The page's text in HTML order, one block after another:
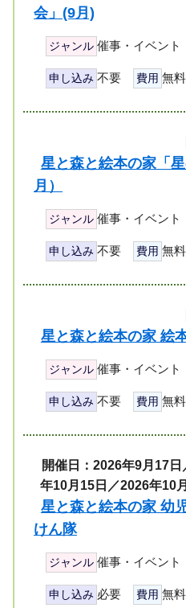
会」(9月)
ジャンル 催事・イベント
申し込み 不要 費用 無料
星と森と絵本の家「
月）
ジャンル 催事・イベント
申し込み 不要 費用 無料
星と森と絵本の家 絵
ジャンル 催事・イベント
申し込み 不要 費用 無料
開催日：2026年9月17
年10月15日／2026年10
星と森と絵本の家 幼
けん隊
ジャンル 催事・イベント
申し込み 必要 費用 無料